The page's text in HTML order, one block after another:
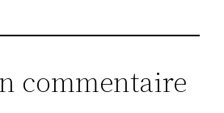
commentaire